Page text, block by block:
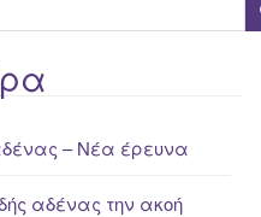
– Νέα έρευνα
αδένας την ακοή